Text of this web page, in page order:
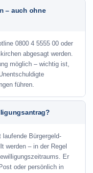
– auch ohne
0800 4 5555 00 oder
abgesagt werden.
möglich – wichtig ist,
führen.
laufende Bürgergeld-
werden – in der Regel
Er
oder persönlich in